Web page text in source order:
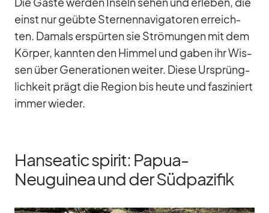
einst nur ge­übte Ster­nen­na­vi­ga­to­ren er­reich­
ten. Da­mals er­spür­ten sie Strö­mun­gen mit dem
Kör­per, kann­ten den Him­mel und ga­ben ihr Wis­
sen über Ge­ne­ra­tio­nen wei­ter. Diese Ur­sprüng­
lich­keit prägt die Re­gion bis heute und fas­zi­niert
im­mer wie­der.
Hanseatic spirit: Papua-
Neuguinea und der Südpazifik